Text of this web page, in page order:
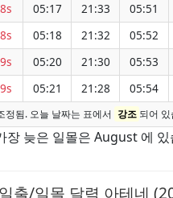
05:17 21:33 05:51
05:18 21:32 05:52
05:20 21:30 05:53
05:21 21:28 05:54
정됨. 오늘 날짜는 표에서 강조 되어
늦은 일몰은 August 에
출/일몰 달력 아테네